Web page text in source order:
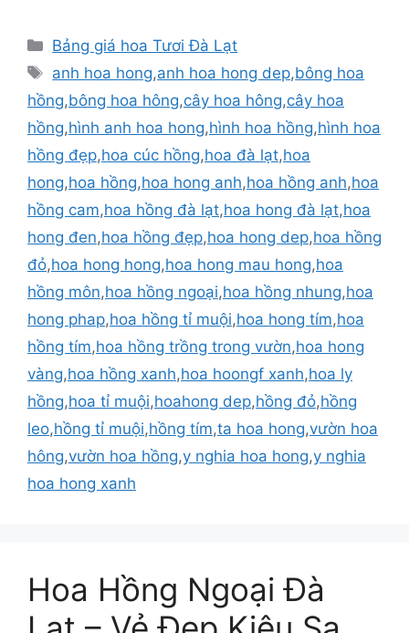
Danh
mục
Bảng giá hoa Tươi Đà Lạt
Thẻ
anh hoa hong,anh hoa hong dep,bông hoa
hồng,bông hoa hông,cây hoa hông,cây hoa
hồng,hình anh hoa hong,hình hoa hồng,hình hoa
hồng đẹp,hoa cúc hồng,hoa đà lạt,hoa
hong,hoa hồng,hoa hong anh,hoa hồng anh,hoa
hồng cam,hoa hồng đà lạt,hoa hong đà lạt,hoa
hong đen,hoa hồng đẹp,hoa hong dep,hoa hồng
đỏ,hoa hong hong,hoa hong mau hong,hoa
hồng môn,hoa hồng ngoại,hoa hồng nhung,hoa
hong phap,hoa hồng tỉ muội,hoa hong tím,hoa
hồng tím,hoa hồng trồng trong vườn,hoa hong
vàng,hoa hồng xanh,hoa hoongf xanh,hoa ly
hồng,hoa tỉ muội,hoahong dep,hồng đỏ,hồng
leo,hồng tỉ muội,hồng tím,ta hoa hong,vườn hoa
hông,vườn hoa hồng,y nghia hoa hong,y nghia
hoa hong xanh
Hoa Hồng Ngoại Đà